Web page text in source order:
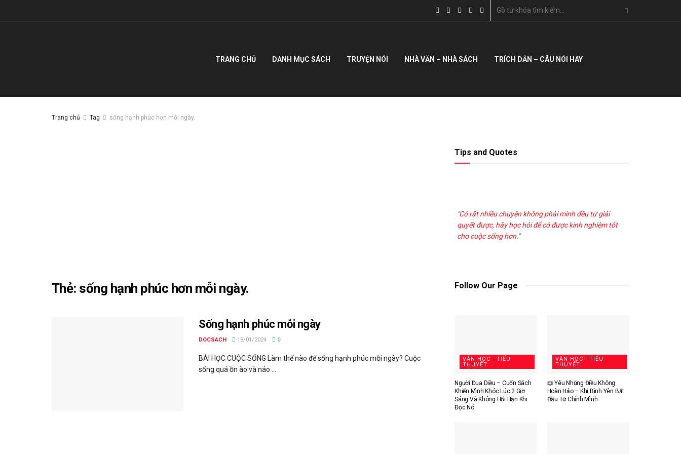
TRANG CHỦ DANH MỤC SÁCH TRUYỆN NÓI NHÀ VĂN – NHÀ SÁCH TRÍCH DẪN – CÂU NÓI HAY
Trang chủ Tag sống hạnh phúc hơn mỗi ngày.
Thẻ: sống hạnh phúc hơn mỗi ngày.
Sống hạnh phúc mỗi ngày
DOCSACH 18/01/2024 0
BÀI HỌC CUỘC SỐNG Làm thế nào để sống hạnh phúc mỗi ngày? Cuộc
sống quá ồn ào và náo ...
Tips and Quotes
"Có rất nhiều chuyện không phải mình đều tự giải
quyết được, hãy học hỏi để có được kinh nghiệm tốt
cho cuộc sống hơn."
Follow Our Page
VĂN HỌC - TIỂU
THUYẾT
Người Đua Diều – Cuốn Sách
Khiến Mình Khóc Lúc 2 Giờ
Sáng Và Không Hối Hận Khi
Đọc Nó
VĂN HỌC - TIỂU
THUYẾT
📖 Yêu Những Điều Không
Hoàn Hảo – Khi Bình Yên Bắt
Đầu Từ Chính Mình